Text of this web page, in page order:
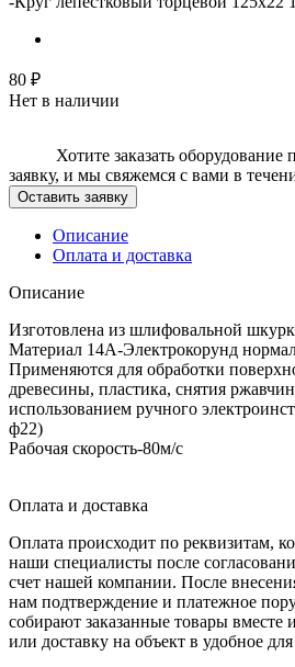
80 ₽
Нет в наличии
Хотите заказать оборудование
заявку, и мы свяжемся с вами в
Оставить заявку
Описание
Оплата и доставка
Описание
Изготовлена из шлифовальной
Материал 14А-Электрокорунд
Применяются для обработки
древесины, пластика, снятия
использованием ручного
ф22)
Рабочая скорость-80м/с
Оплата и доставка
Оплата происходит по реквизитам,
наши специалисты после
счет нашей компании. После
нам подтверждение и платежное
собирают заказанные товары вместе
или доставку на объект в удобное